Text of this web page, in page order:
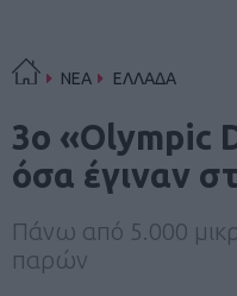
ΝΕΑ ΕΛΛΑΔΑ
3ο «Olympic
όσα έγιναν
Πάνω από 5.000
παρών